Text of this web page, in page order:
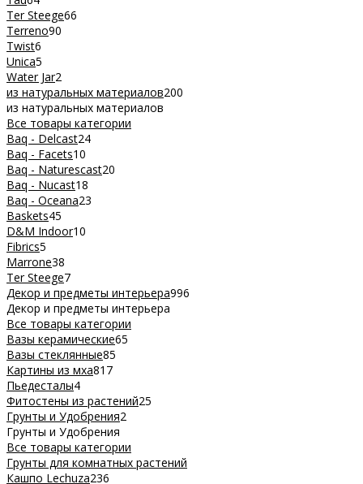
Ter Steege66
Terreno90
Twist6
Unica5
Water Jar2
из натуральных материалов200
из натуральных материалов
Все товары категории
Baq - Delcast24
Baq - Facets10
Baq - Naturescast20
Baq - Nucast18
Baq - Oceana23
Baskets45
D&M Indoor10
Fibrics5
Marrone38
Ter Steege7
Декор и предметы интерьера996
Декор и предметы интерьера
Все товары категории
Вазы керамические65
Вазы стеклянные85
Картины из мха817
Пьедесталы4
Фитостены из растений25
Грунты и Удобрения2
Грунты и Удобрения
Все товары категории
Грунты для комнатных растений
Кашпо Lechuza236